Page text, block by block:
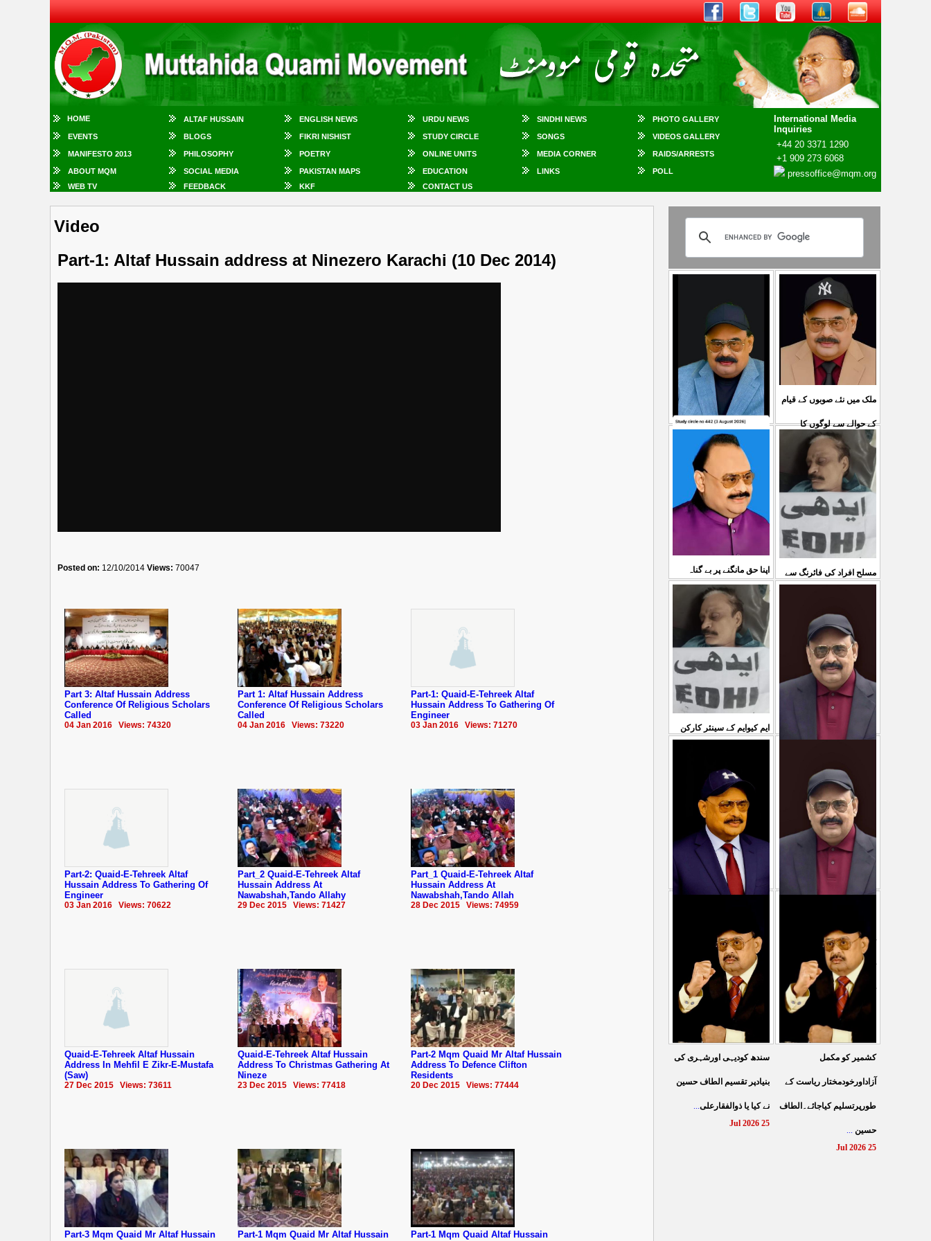
HOME ALTAF HUSSAIN ENGLISH NEWS URDU NEWS SINDHI NEWS PHOTO GALLERY
International Media
Inquiries
+44 20 3371 1290
+1 909 273 6068
pressoffice@mqm.org
EVENTS BLOGS FIKRI NISHIST STUDY CIRCLE SONGS VIDEOS GALLERY
MANIFESTO 2013 PHILOSOPHY POETRY ONLINE UNITS MEDIA CORNER RAIDS/ARRESTS
ABOUT MQM SOCIAL MEDIA PAKISTAN MAPS EDUCATION LINKS
POLL
WEB TV
FEEDBACK KKF CONTACT US
Video
Part-1: Altaf Hussain address at Ninezero Karachi (10 Dec 2014)
Posted on: 12/10/2014 Views: 70047
Part 3: Altaf Hussain Address
Conference Of Religious Scholars
Called
04 Jan 2016 Views: 74320
Part 1: Altaf Hussain Address
Conference Of Religious Scholars
Called
04 Jan 2016 Views: 73220
Part-1: Quaid-E-Tehreek Altaf
Hussain Address To Gathering Of
Engineer
03 Jan 2016 Views: 71270
Part-2: Quaid-E-Tehreek Altaf
Hussain Address To Gathering Of
Engineer
03 Jan 2016 Views: 70622
Part_2 Quaid-E-Tehreek Altaf
Hussain Address At
Nawabshah,Tando Allahy
29 Dec 2015 Views: 71427
Part_1 Quaid-E-Tehreek Altaf
Hussain Address At
Nawabshah,Tando Allah
28 Dec 2015 Views: 74959
Quaid-E-Tehreek Altaf Hussain
Address In Mehfil E Zikr-E-Mustafa
(Saw)
27 Dec 2015 Views: 73611
Quaid-E-Tehreek Altaf Hussain
Address To Christmas Gathering At
Nineze
23 Dec 2015 Views: 77418
Part-2 Mqm Quaid Mr Altaf Hussain
Address To Defence Clifton
Residents
20 Dec 2015 Views: 77444
Part-3 Mqm Quaid Mr Altaf Hussain
Part-1 Mqm Quaid Mr Altaf Hussain
Part-1 Mqm Quaid Altaf Hussain
کشمیرکا کونہ کونہ لہو
لہو ہے لیکن حکومت کواس
کی کوئی پرواہ نہیں ہے
04 Aug 2026
ملک میں نئے صوبوں کے قیام
کے حوالے سے لوگوں کا
مطالبہ بالکل درست ہے۔ ا
03 Aug 2026
اپنا حق مانگنے پر بے گناہ
کشمیریوں کو گولیاں مارکر
شہ رگ کوکاٹ دیا گی
31 Jul 2026
مسلح افراد کی فائرنگ سے
سمیع الدین رحمانی ک
ایم کیوایم کے سینئر کارکن
شہادت پر متحدہ قومی
سے ہولی کھیلنابند کی جائے،
الطاف حسین...
کے نظام سے نجات کے لئے
جین زی کوآگے آنا ہوگا۔
...
کرتے مہاجروں نے ظلم
کیایامہاجروں پر ظلم
...
سندھ کودیہی اورشہری کی
بنیادپر تقسیم الطاف حسین
نے کیا یا ذوالفقارعلی...
25 Jul 2026
کشمیر کو مکمل
آزاداورخودمختار ریاست کے
طورپرتسلیم کیاجائے۔الطاف
حسین ...
25 Jul 2026